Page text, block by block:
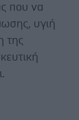
που να
υγιή
της